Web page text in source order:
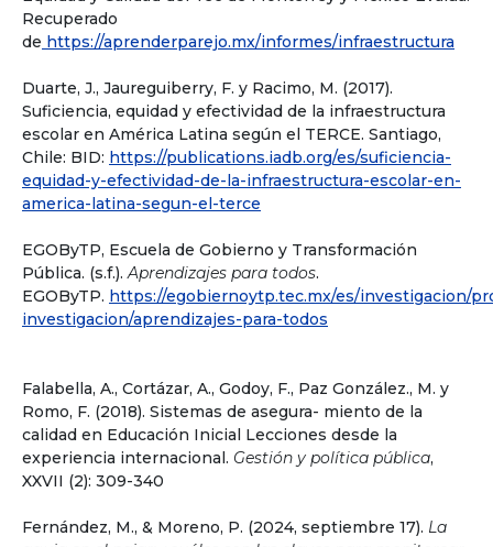
Recuperado
de https://aprenderparejo.mx/informes/infraestructura
Duarte, J., Jaureguiberry, F. y Racimo, M. (2017).
Suficiencia, equidad y efectividad de la infraestructura
escolar en América Latina según el TERCE. Santiago,
Chile: BID: https://publications.iadb.org/es/suficiencia-
equidad-y-efectividad-de-la-infraestructura-escolar-en-
america-latina-segun-el-terce
EGOByTP, Escuela de Gobierno y Transformación
Pública. (s.f.).Aprendizajes para todos.
EGOByTP. https://egobiernoytp.tec.mx/es/investigacion/
investigacion/aprendizajes-para-todos
Falabella, A., Cortázar, A., Godoy, F., Paz González., M. y
Romo, F. (2018). Sistemas de asegura- miento de la
calidad en Educación Inicial Lecciones desde la
experiencia internacional. Gestión y política pública,
XXVII (2): 309-340
Fernández, M., & Moreno, P. (2024, septiembre 17). La